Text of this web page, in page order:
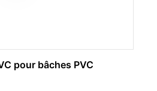
pour bâches PVC